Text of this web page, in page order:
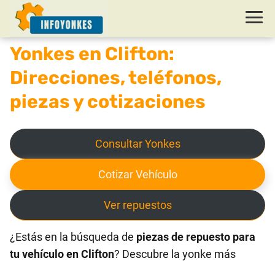
Yonkes en Clifton:
Direcciones, teléfonos,
piezas y cotizaciones
Consultar Yonkes
Cotizar Vehículo
Ver repuestos
¿Estás en la búsqueda de piezas de repuesto para
tu vehículo en Clifton? Descubre la yonke más